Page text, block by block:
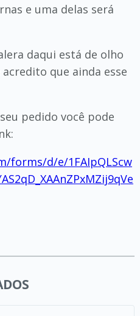
e uma delas será
daqui está de olho
que ainda esse
pedido você pode
forms/d/e/1FAIpQLScw